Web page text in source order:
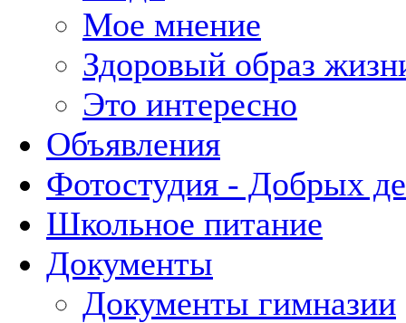
Мое мнение
Здоровый образ
Это интересно
Объявления
Фотостудия - Добрых
Школьное питание
Документы
Документы гимназии